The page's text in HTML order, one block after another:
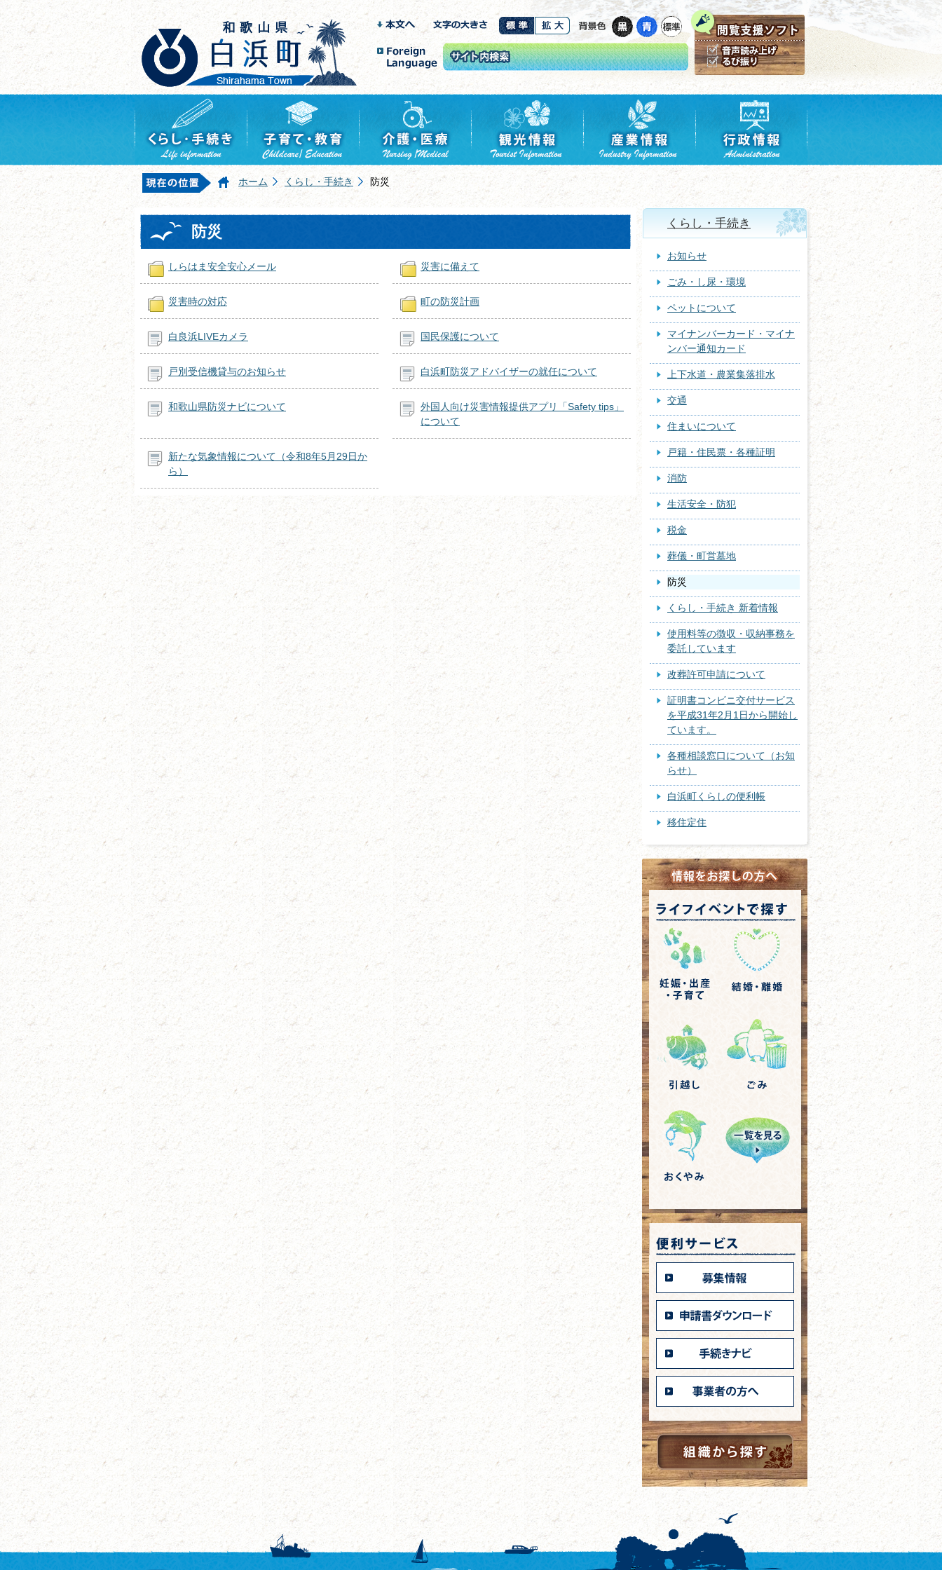
ホーム くらし・手続き 防災
防災
しらはま安全安心メール 災害に備えて
災害時の対応 町の防災計画
白良浜LIVEカメラ 国民保護について
戸別受信機貸与のお知らせ 白浜町防災アドバイザーの就任について
和歌山県防災ナビについて
外国人向け災害情報提供アプリ「Safety tips」
について
新たな気象情報について（令和8年5月29日か
ら）
くらし・手続き
お知らせ
ごみ・し尿・環境
ペットについて
マイナンバーカード・マイナ
ンバー通知カード
上下水道・農業集落排水
交通
住まいについて
戸籍・住民票・各種証明
消防
生活安全・防犯
税金
葬儀・町営墓地
防災
くらし・手続き 新着情報
使用料等の徴収・収納事務を
委託しています
改葬許可申請について
証明書コンビニ交付サービス
を平成31年2月1日から開始し
ています。
各種相談窓口について（お知
らせ）
白浜町くらしの便利帳
移住定住